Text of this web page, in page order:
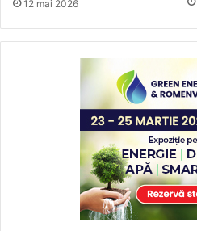
12 mai 2026